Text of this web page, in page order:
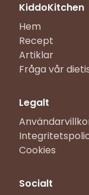
KiddoKitchen
Hem
Recept
Artiklar
Fråga vår
Legalt
Cookies
Socialt